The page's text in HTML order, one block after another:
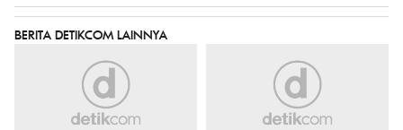
BERITA DETIKCOM LAINNYA